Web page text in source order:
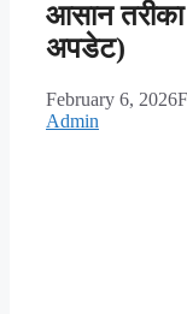
आसान
अपडेट)
February 6, 2026
Admin